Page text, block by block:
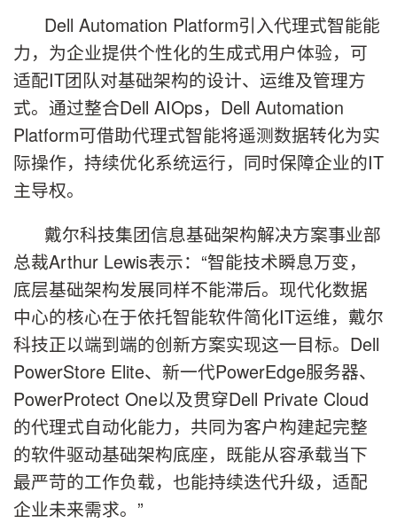
Dell Automation Platform引入代理式智能能
力，为企业提供个性化的生成式用户体验，可
适配IT团队对基础架构的设计、运维及管理方
式。通过整合Dell AIOps，Dell Automation
Platform可借助代理式智能将遥测数据转化为实
际操作，持续优化系统运行，同时保障企业的IT
主导权。
戴尔科技集团信息基础架构解决方案事业部
总裁Arthur Lewis表示：“智能技术瞬息万变，
底层基础架构发展同样不能滞后。现代化数据
中心的核心在于依托智能软件简化IT运维，戴尔
科技正以端到端的创新方案实现这一目标。Dell
PowerStore Elite、新一代PowerEdge服务器、
PowerProtect One以及贯穿Dell Private Cloud
的代理式自动化能力，共同为客户构建起完整
的软件驱动基础架构底座，既能从容承载当下
最严苛的工作负载，也能持续迭代升级，适配
企业未来需求。”